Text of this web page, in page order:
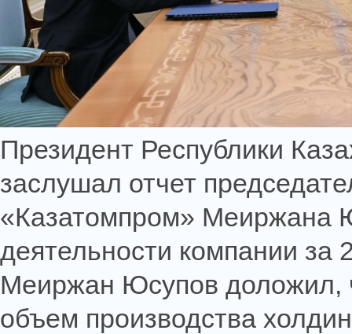
Президент Республики
заслушал отчет
«Казатомпром» Меиржана
деятельности компании за
Меиржан Юсупов доложил,
объем производства